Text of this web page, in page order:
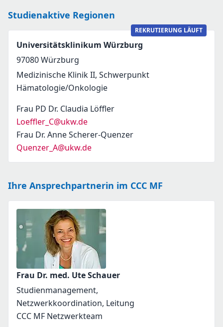
Studienaktive Regionen
REKRUTIERUNG LÄUFT
Universitätsklinikum Würzburg
97080Würzburg
Medizinische Klinik II, Schwerpunkt
Hämatologie/Onkologie
Frau PD Dr. Claudia Löffler
Loeffler_C@ukw.de
Frau Dr. Anne Scherer-Quenzer
Quenzer_A@ukw.de
Ihre Ansprechpartnerin im CCC MF
Frau Dr. med. Ute Schauer
Studienmanagement,
Netzwerkkoordination, Leitung
CCC MF Netzwerkteam